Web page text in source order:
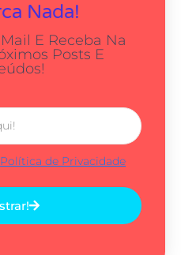
Nada!
E Receba Na
Posts E
Política de Privacidade